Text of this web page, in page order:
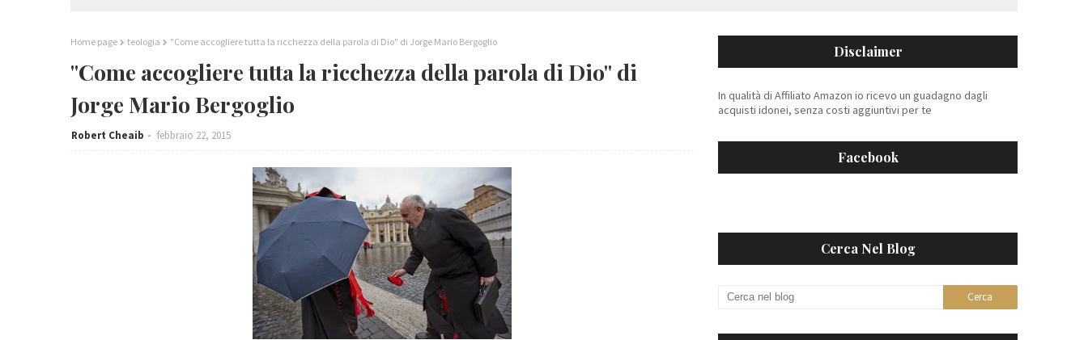
Home page teologia "Come accogliere tutta la ricchezza della parola di Dio" di Jorge Mario Bergoglio
"Come accogliere tutta la ricchezza della parola di Dio" di
Jorge Mario Bergoglio
Robert Cheaib febbraio 22, 2015
Disclaimer
In qualità di Affiliato Amazon io ricevo un guadagno dagli
acquisti idonei, senza costi aggiuntivi per te
Facebook
Cerca Nel Blog